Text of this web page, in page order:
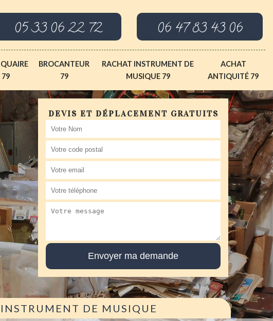
05 33 06 22 72 06 47 83 43 06
79
BROCANTEUR
79
RACHAT INSTRUMENT DE
MUSIQUE 79
ACHAT
ANTIQUITÉ 79
DEVIS ET DÉPLACEMENT GRATUITS
DE MUSIQUE